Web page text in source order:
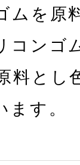
ムを原
コンゴ
料とし
す。